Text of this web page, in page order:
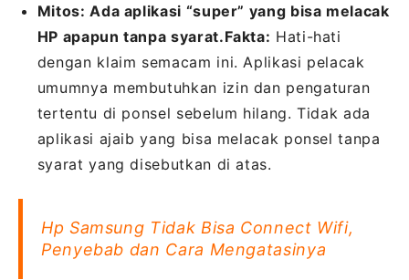
Mitos: Ada aplikasi “super” yang bisa melacak
HP apapun tanpa syarat.Fakta: Hati-hati
dengan klaim semacam ini. Aplikasi pelacak
umumnya membutuhkan izin dan pengaturan
tertentu di ponsel sebelum hilang. Tidak ada
aplikasi ajaib yang bisa melacak ponsel tanpa
syarat yang disebutkan di atas.
Hp Samsung Tidak Bisa Connect Wifi,
Penyebab dan Cara Mengatasinya